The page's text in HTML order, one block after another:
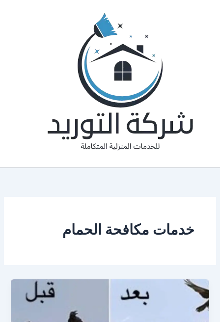
خدمات مكافحة الحمام